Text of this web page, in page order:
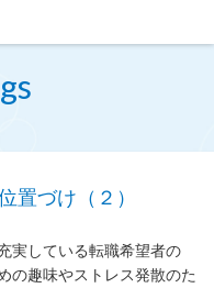
置づけ（２）
実している転職希望者の
の趣味やストレス発散のた